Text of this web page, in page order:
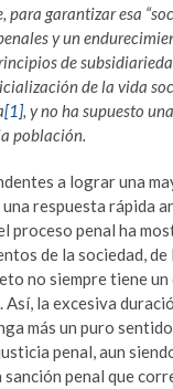
para garantizar esa
y un
de
de la vida
[1], y no ha supuesto
población.
a lograr una
respuesta rápida
penal ha
de la sociedad,
no siempre tiene
la excesiva
más un puro
penal, aun
penal que